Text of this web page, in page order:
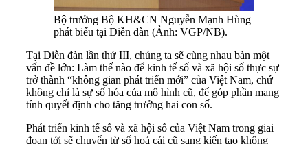
Bộ trưởng Bộ KH&CN Nguyễn Mạnh Hùng
phát biểu tại Diễn đàn (Ảnh: VGP/NB).
Tại Diễn đàn lần thứ III, chúng ta sẽ cùng nhau bàn một
vấn đề lớn: Làm thế nào để kinh tế số và xã hội số thực sự
trở thành ‏“‏không gian phát triển mới” của Việt Nam, chứ
không chỉ là sự số hóa của mô hình cũ, để góp phần mang
tính quyết định cho tăng trưởng hai con số.
Phát triển kinh tế số và xã hội số của Việt Nam trong giai
đoạn tới sẽ chuyển từ số hoá cái cũ sang kiến tạo không